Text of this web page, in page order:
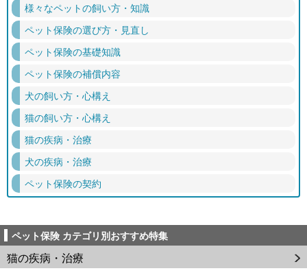
様々なペットの飼い方・知識
ペット保険の選び方・見直し
ペット保険の基礎知識
ペット保険の補償内容
犬の飼い方・心構え
猫の飼い方・心構え
猫の疾病・治療
犬の疾病・治療
ペット保険の契約
ペット保険 カテゴリ別おすすめ特集
猫の疾病・治療